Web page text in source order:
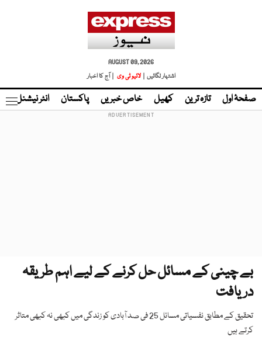
AUGUST 09, 2026
اشتہار لگائیں |
لائیو ٹی وی | آج کا اخبار
صفحۂ اول تازہ ترین کھیل خاص خبریں پاکستان انٹر نیشنل
بے چینی کے مسائل حل کرنے کے لیے اہم طریقہ
دریافت
تحقیق کے مطابق نفسیاتی مسائل 25 فی صد آبادی کو زندگی میں کبھی نہ کبھی متاثر
کرتے ہیں